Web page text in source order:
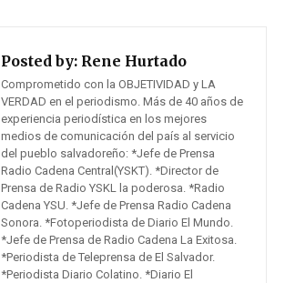
Posted by: Rene Hurtado
Comprometido con la OBJETIVIDAD y LA
VERDAD en el periodismo. Más de 40 años de
experiencia periodística en los mejores
medios de comunicación del país al servicio
del pueblo salvadoreño: *Jefe de Prensa
Radio Cadena Central(YSKT). *Director de
Prensa de Radio YSKL la poderosa. *Radio
Cadena YSU. *Jefe de Prensa Radio Cadena
Sonora. *Fotoperiodista de Diario El Mundo.
*Jefe de Prensa de Radio Cadena La Exitosa.
*Periodista de Teleprensa de El Salvador.
*Periodista Diario Colatino. *Diario El